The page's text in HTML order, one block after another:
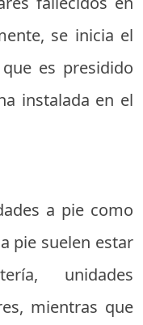
se inicia el
es presidido
instalada en el
a pie como
pie suelen estar
unidades
mientras que